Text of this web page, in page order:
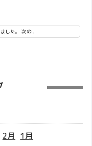
した。 次の...
2月 1月